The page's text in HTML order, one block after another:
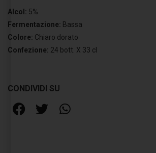
Alcol: 5%
Fermentazione: Bassa
Colore: Chiaro dorato
Confezione: 24 bott. X 33 cl
CONDIVIDI SU